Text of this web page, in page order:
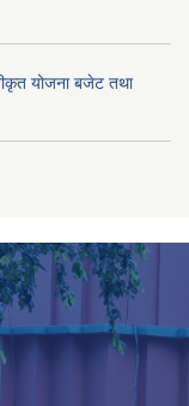
योजना बजेट तथा